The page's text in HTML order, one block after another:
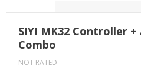
SIYI MK32 Controller +
Combo
NOT RATED